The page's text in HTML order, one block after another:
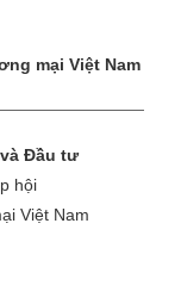
mại Việt Nam
Đầu tư
hội
Việt Nam